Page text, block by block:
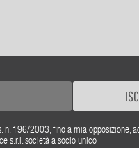
196/2003, fino a mia opposizione,
s.r.l. società a socio unico